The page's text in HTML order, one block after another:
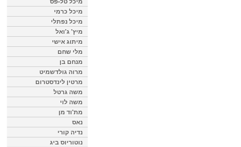
מיכל כרמי
מיכל נפתלי
מיץ' ג'ואל
מיתוג אישי
מלי שחם
מנחם בן
מרוה גולדשמיט
מרטין לינדסטרום
משה גרטל
משה לוי
מת'וד מן
נאס
נדיה קורי
נוטוריוס ביג